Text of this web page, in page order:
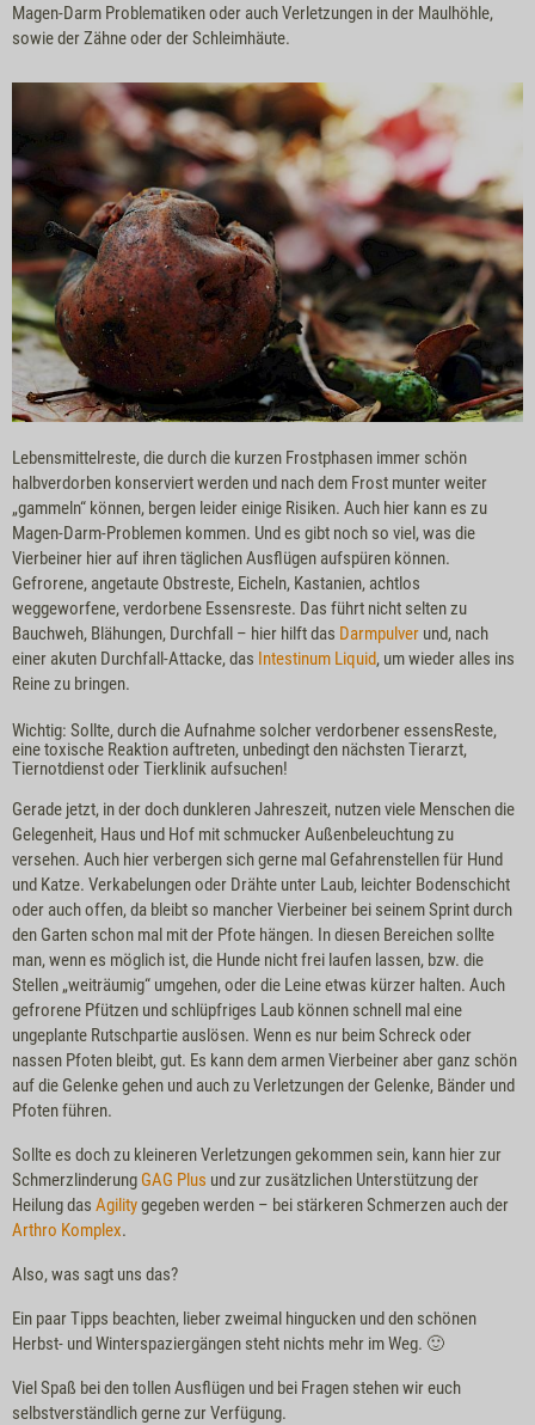
Magen-Darm Problematiken oder auch Verletzungen in der Maulhöhle,
sowie der Zähne oder der Schleimhäute.
Lebensmittelreste, die durch die kurzen Frostphasen immer schön
halbverdorben konserviert werden und nach dem Frost munter weiter
„gammeln“ können, bergen leider einige Risiken. Auch hier kann es zu
Magen-Darm-Problemen kommen. Und es gibt noch so viel, was die
Vierbeiner hier auf ihren täglichen Ausflügen aufspüren können.
Gefrorene, angetaute Obstreste, Eicheln, Kastanien, achtlos
weggeworfene, verdorbene Essensreste. Das führt nicht selten zu
Bauchweh, Blähungen, Durchfall – hier hilft das Darmpulver und, nach
einer akuten Durchfall-Attacke, das Intestinum Liquid, um wieder alles ins
Reine zu bringen.
Wichtig: Sollte, durch die Aufnahme solcher verdorbener essensReste,
eine toxische Reaktion auftreten, unbedingt den nächsten Tierarzt,
Tiernotdienst oder Tierklinik aufsuchen!
Gerade jetzt, in der doch dunkleren Jahreszeit, nutzen viele Menschen die
Gelegenheit, Haus und Hof mit schmucker Außenbeleuchtung zu
versehen. Auch hier verbergen sich gerne mal Gefahrenstellen für Hund
und Katze. Verkabelungen oder Drähte unter Laub, leichter Bodenschicht
oder auch offen, da bleibt so mancher Vierbeiner bei seinem Sprint durch
den Garten schon mal mit der Pfote hängen. In diesen Bereichen sollte
man, wenn es möglich ist, die Hunde nicht frei laufen lassen, bzw. die
Stellen „weiträumig“ umgehen, oder die Leine etwas kürzer halten. Auch
gefrorene Pfützen und schlüpfriges Laub können schnell mal eine
ungeplante Rutschpartie auslösen. Wenn es nur beim Schreck oder
nassen Pfoten bleibt, gut. Es kann dem armen Vierbeiner aber ganz schön
auf die Gelenke gehen und auch zu Verletzungen der Gelenke, Bänder und
Pfoten führen.
Sollte es doch zu kleineren Verletzungen gekommen sein, kann hier zur
Schmerzlinderung GAG Plus und zur zusätzlichen Unterstützung der
Heilung das Agilitygegeben werden – bei stärkeren Schmerzen auch der
Arthro Komplex.
Also, was sagt uns das?
Ein paar Tipps beachten, lieber zweimal hingucken und den schönen
Herbst- und Winterspaziergängen steht nichts mehr im Weg. 🙂
Viel Spaß bei den tollen Ausflügen und bei Fragen stehen wir euch
selbstverständlich gerne zur Verfügung.